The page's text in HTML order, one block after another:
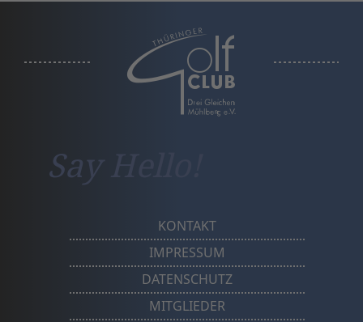
a
Say Hello!
KONTAKT
IMPRESSUM
DATENSCHUTZ
MITGLIEDER